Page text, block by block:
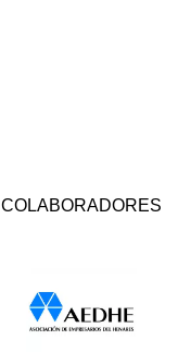
COLABORADORES